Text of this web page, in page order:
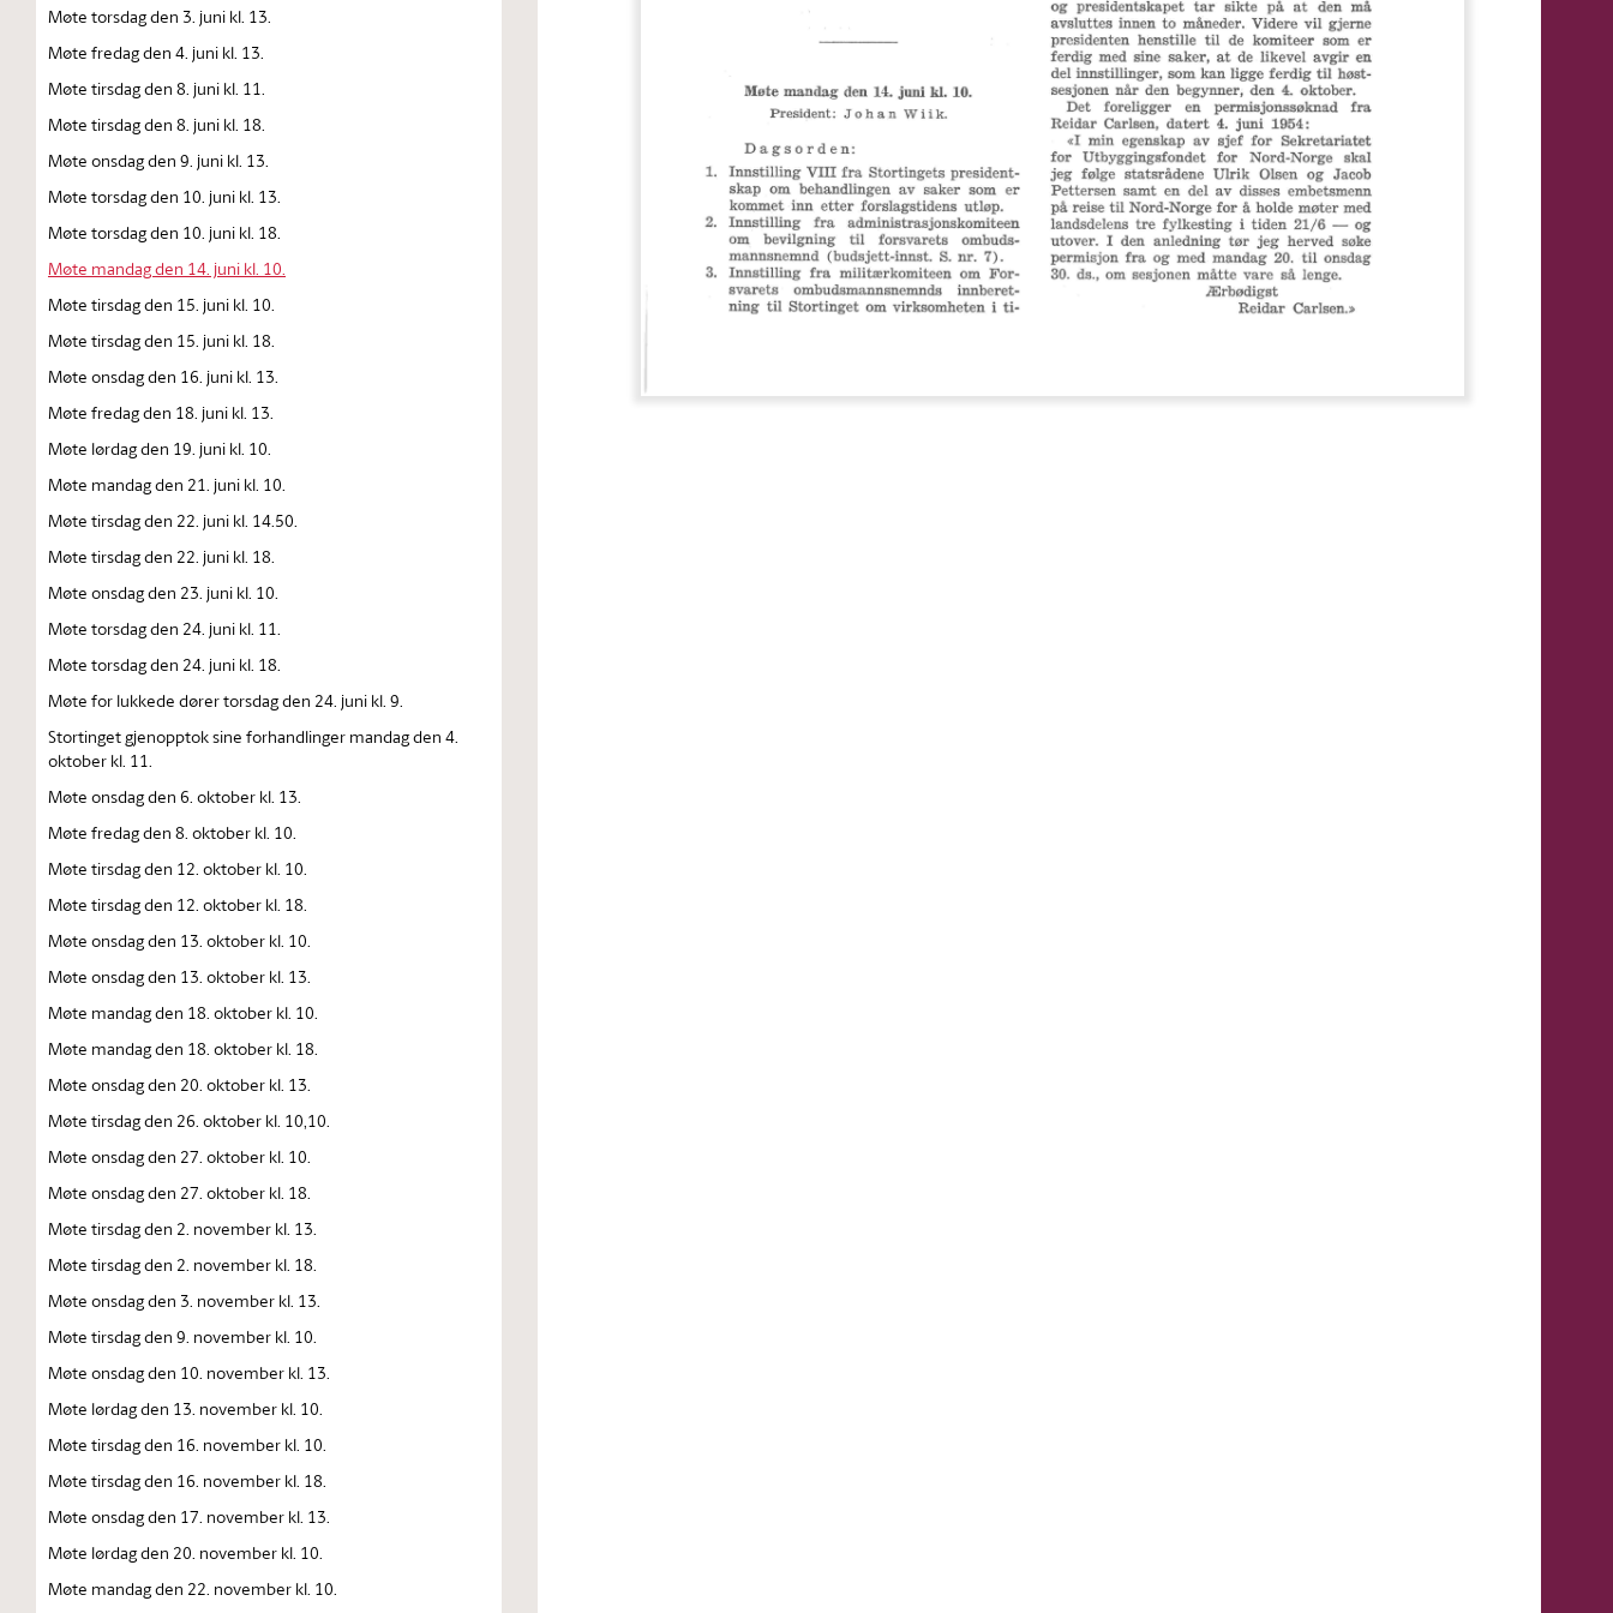
Møte torsdag den 3. juni kl. 13.
Møte fredag den 4. juni kl. 13.
Møte tirsdag den 8. juni kl. 11.
Møte tirsdag den 8. juni kl. 18.
Møte onsdag den 9. juni kl. 13.
Møte torsdag den 10. juni kl. 13.
Møte torsdag den 10. juni kl. 18.
Møte mandag den 14. juni kl. 10.
Møte tirsdag den 15. juni kl. 10.
Møte tirsdag den 15. juni kl. 18.
Møte onsdag den 16. juni kl. 13.
Møte fredag den 18. juni kl. 13.
Møte lørdag den 19. juni kl. 10.
Møte mandag den 21. juni kl. 10.
Møte tirsdag den 22. juni kl. 14.50.
Møte tirsdag den 22. juni kl. 18.
Møte onsdag den 23. juni kl. 10.
Møte torsdag den 24. juni kl. 11.
Møte torsdag den 24. juni kl. 18.
Møte for lukkede dører torsdag den 24. juni kl. 9.
Stortinget gjenopptok sine forhandlinger mandag den 4.
oktober kl. 11.
Møte onsdag den 6. oktober kl. 13.
Møte fredag den 8. oktober kl. 10.
Møte tirsdag den 12. oktober kl. 10.
Møte tirsdag den 12. oktober kl. 18.
Møte onsdag den 13. oktober kl. 10.
Møte onsdag den 13. oktober kl. 13.
Møte mandag den 18. oktober kl. 10.
Møte mandag den 18. oktober kl. 18.
Møte onsdag den 20. oktober kl. 13.
Møte tirsdag den 26. oktober kl. 10,10.
Møte onsdag den 27. oktober kl. 10.
Møte onsdag den 27. oktober kl. 18.
Møte tirsdag den 2. november kl. 13.
Møte tirsdag den 2. november kl. 18.
Møte onsdag den 3. november kl. 13.
Møte tirsdag den 9. november kl. 10.
Møte onsdag den 10. november kl. 13.
Møte lørdag den 13. november kl. 10.
Møte tirsdag den 16. november kl. 10.
Møte tirsdag den 16. november kl. 18.
Møte onsdag den 17. november kl. 13.
Møte lørdag den 20. november kl. 10.
Møte mandag den 22. november kl. 10.